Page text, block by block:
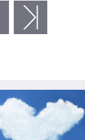
následující ›